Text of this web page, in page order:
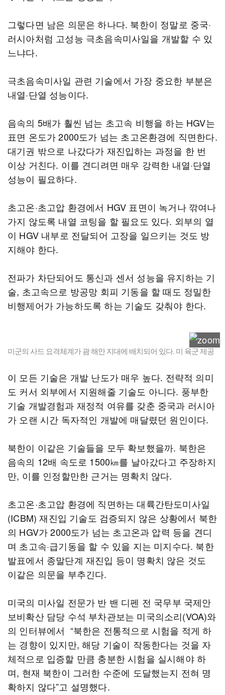
그렇다면 남은 의문은 하나다. 북한이 정말로 중국·
러시아처럼 고성능 극초음속미사일을 개발할 수 있
느냐다.
극초음속미사일 관련 기술에서 가장 중요한 부분은
내열·단열 성능이다.
음속의 5배가 훨씬 넘는 초고속 비행을 하는 HGV는
표면 온도가 2000도가 넘는 초고온환경에 직면한다.
대기권 밖으로 나갔다가 재진입하는 과정을 한 번
이상 거친다. 이를 견디려면 매우 강력한 내열·단열
성능이 필요하다.
초고온·초고압 환경에서 HGV 표면이 녹거나 깎여나
가지 않도록 내열 코팅을 할 필요도 있다. 외부의 열
이 HGV 내부로 전달되어 고장을 일으키는 것도 방
지해야 한다.
전파가 차단되어도 통신과 센서 성능을 유지하는 기
술, 초고속으로 방공망 회피 기동을 할 때도 정밀한
비행제어가 가능하도록 하는 기술도 갖춰야 한다.
미군의 사드 요격체계가 괌 해안 지대에 배치되어 있다. 미 육군 제공
이 모든 기술은 개발 난도가 매우 높다. 전략적 의미
도 커서 외부에서 지원해줄 기술도 아니다. 풍부한
기술 개발경험과 재정적 여유를 갖춘 중국과 러시아
가 오랜 시간 독자적인 개발에 매달렸던 원인이다.
북한이 이같은 기술들을 모두 확보했을까. 북한은
음속의 12배 속도로 1500㎞를 날아갔다고 주장하지
만, 이를 인정할만한 근거는 명확치 않다.
초고온·초고압 환경에 직면하는 대륙간탄도미사일
(ICBM) 재진입 기술도 검증되지 않은 상황에서 북한
의 HGV가 2000도가 넘는 초고온과 압력 등을 견디
며 초고속·급기동을 할 수 있을 지는 미지수다. 북한
발표에서 종말단계 재진입 등이 명확치 않은 것도
이같은 의문을 부추긴다.
미국의 미사일 전문가 반 밴 디펜 전 국무부 국제안
보비확산 담당 수석 부차관보는 미국의소리(VOA)와
의 인터뷰에서 “북한은 전통적으로 시험을 적게 하
는 경향이 있지만, 해당 기술이 작동한다는 것을 자
체적으로 입증할 만큼 충분한 시험을 실시해야 하
며, 현재 북한이 그러한 수준에 도달했는지 전혀 명
확하지 않다”고 설명했다.